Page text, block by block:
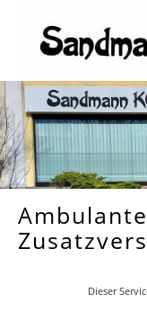
Ambulante
Dieser